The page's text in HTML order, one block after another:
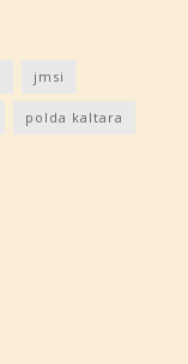
jmsi
polda kaltara